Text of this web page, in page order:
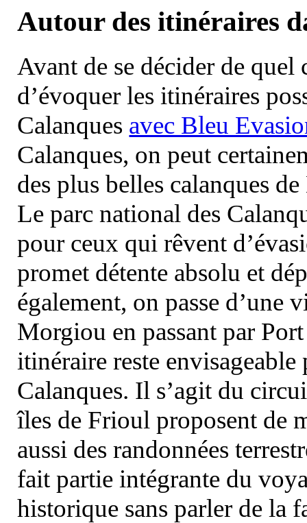
Autour des itinéraires
Avant de se décider de
d’évoquer les itinéraires
Calanques avec Bleu
Calanques, on peut
des plus belles calanques
Le parc national des
pour ceux qui rêvent
promet détente absolu et
également, on passe d’une
Morgiou en passant par
itinéraire reste
Calanques. Il s’agit du
îles de Frioul proposent de
aussi des randonnées
fait partie intégrante du
historique sans parler de la